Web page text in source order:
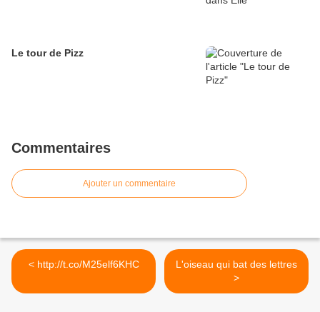
Le tour de Pizz
Commentaires
Ajouter un commentaire
< http://t.co/M25elf6KHC
L'oiseau qui bat des lettres
>